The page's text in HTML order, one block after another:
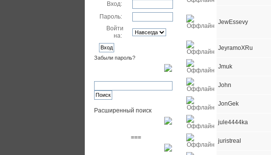
Вход:
Пароль:
Войти
на:
Забыли пароль?
Расширенный поиск
===
JewEssevy
JeyramoXRu
Jmuk
John
JonGek
jule4444ka
juristreal